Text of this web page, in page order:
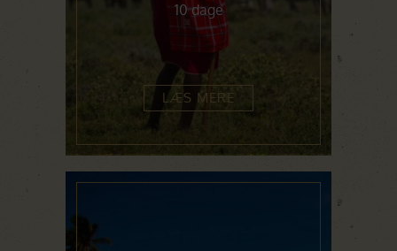
10 dage
LÆS MERE